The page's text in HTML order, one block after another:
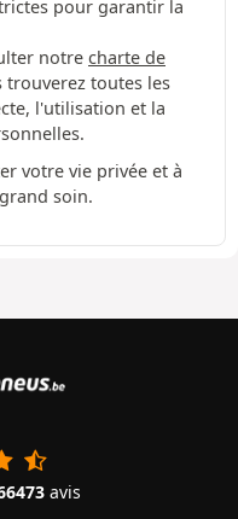
pour garantir la
notre charte de
trouverez toutes les
l'utilisation et la
votre vie privée et à
soin.
avis